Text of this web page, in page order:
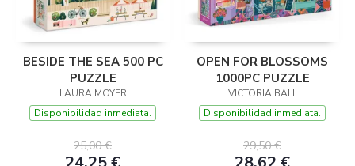
BESIDE THE SEA 500 PC
PUZZLE
LAURA MOYER
Disponibilidad inmediata.
25,00 €
OPEN FOR BLOSSOMS
1000PC PUZZLE
VICTORIA BALL
Disponibilidad inmediata.
29,50 €